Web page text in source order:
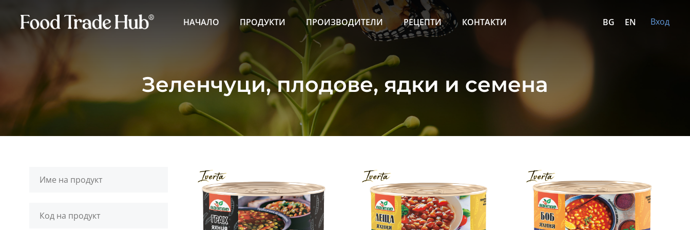
BG EN
НАЧАЛО ПРОДУКТИ ПРОИЗВОДИТЕЛИ РЕЦЕПТИ КОНТАКТИ Вход
Зеленчуци, плодове, ядки и семена